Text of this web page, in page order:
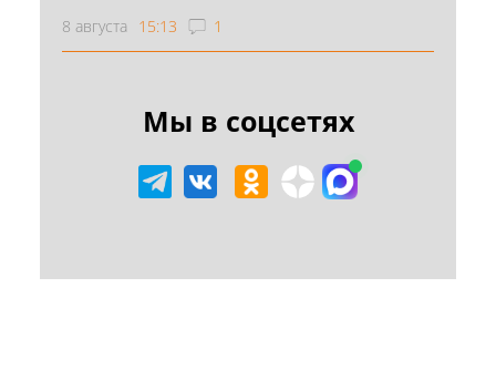
8 августа 15:13 1
Мы в соцсетях